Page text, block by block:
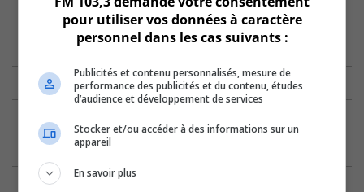
pour utiliser vos données à caractère
personnel dans les cas suivants :
Publicités et contenu personnalisés, mesure de
performance des publicités et du contenu, études
d’audience et développement de services
Stocker et/ou accéder à des informations sur un
appareil
En savoir plus